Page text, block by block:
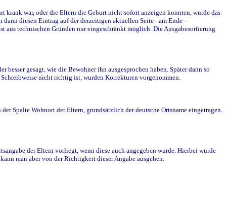
krank war, oder die Eltern die Geburt nicht sofort anzeigen konnten, wurde das
diesen Eintrag auf der derzeitigen aktuellen Seite - am Ende -
technischen Gründen nur eingeschränkt möglich. Die Ausgabesortierung
gesagt, wie die Bewohner ihn ausgesprochen haben. Später dann so
nicht richtig ist, wurden Korrekturen vorgenommen.
Spalte Wohnort der Eltern, grundsätzlich der deutsche Ortsname eingetragen.
der Eltern vorliegt, wenn diese auch angegeben wurde. Hierbei wurde
man aber von der Richtigkeit dieser Angabe ausgehen.